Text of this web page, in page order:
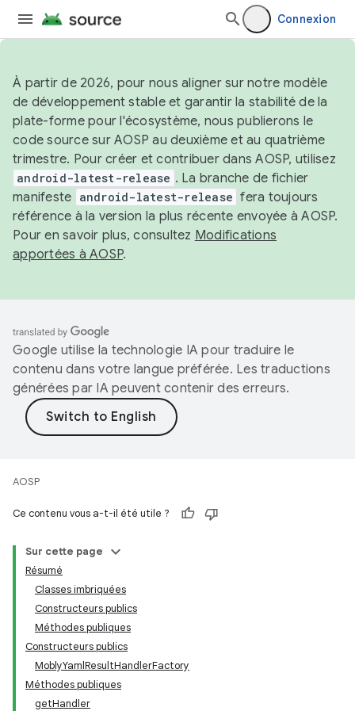
Connexion
À partir de 2026, pour nous aligner sur notre modèle
de développement stable et garantir la stabilité de la
plate-forme pour l'écosystème, nous publierons le
code source sur AOSP au deuxième et au quatrième
trimestre. Pour créer et contribuer dans AOSP, utilisez
android-latest-release . La branche de fichier
manifeste android-latest-release fera toujours
référence à la version la plus récente envoyée à AOSP.
Pour en savoir plus, consultez Modifications
apportées à AOSP.
Google utilise la technologie IA pour traduire le
contenu dans votre langue préférée. Les traductions
générées par IA peuvent contenir des erreurs.
AOSP
Ce contenu vous a-t-il été utile ?
Sur cette page
Résumé
Classes imbriquées
Constructeurs publics
Méthodes publiques
Constructeurs publics
MoblyYamlResultHandlerFactory
Méthodes publiques
getHandler